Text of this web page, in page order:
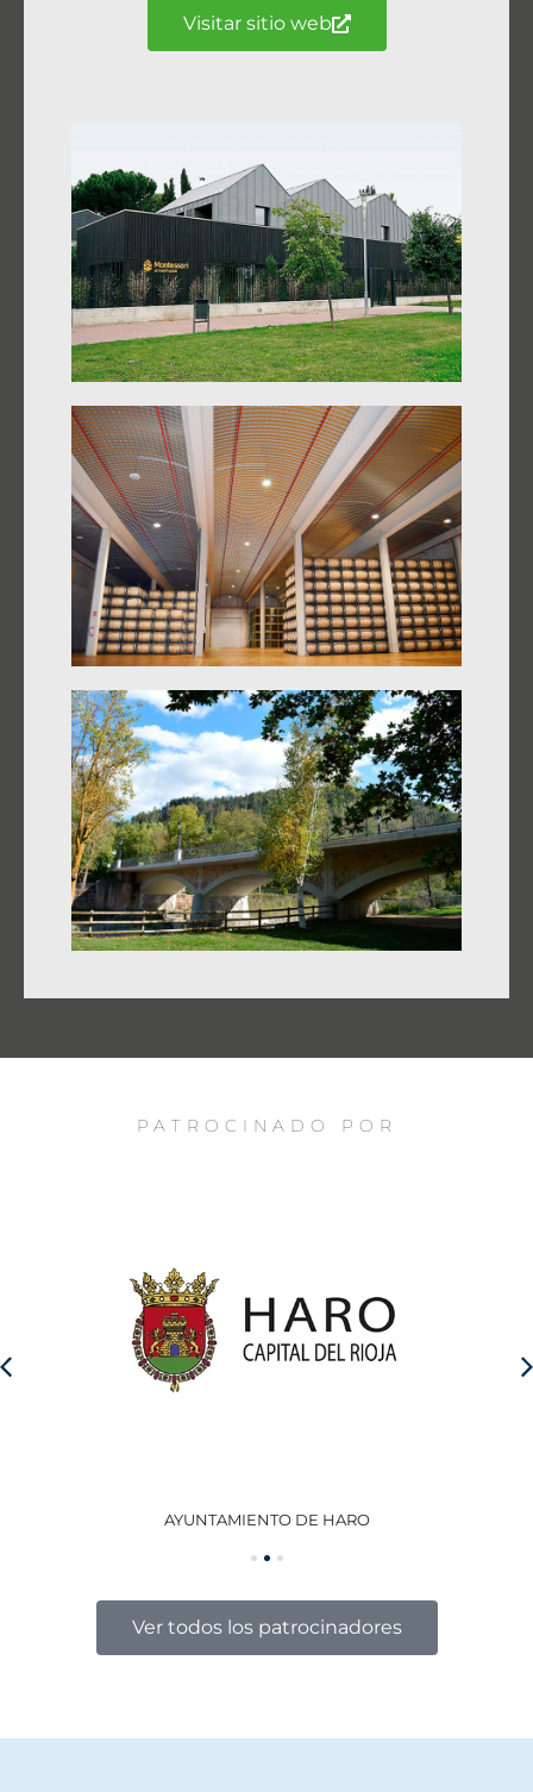
Visitar sitio web
PATROCINADO POR
AYUNTAMIENTO DE HARO
Ver todos los patrocinadores